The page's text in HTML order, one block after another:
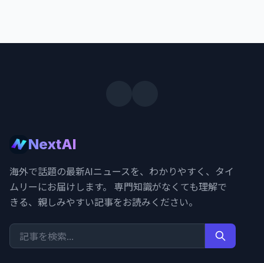
NextAI
海外で話題の最新AIニュースを、わかりやすく、タイ
ムリーにお届けします。 専門知識がなくても理解で
きる、親しみやすい記事をお読みください。